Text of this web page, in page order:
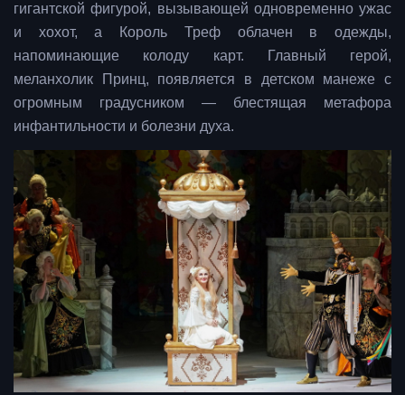
гигантской фигурой, вызывающей одновременно ужас
и хохот, а Король Треф облачен в одежды,
напоминающие колоду карт. Главный герой,
меланхолик Принц, появляется в детском манеже с
огромным градусником — блестящая метафора
инфантильности и болезни духа.